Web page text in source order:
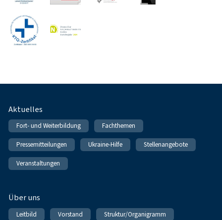
Fußnavigation
Aktuelles
Fort- und Weiterbildung Fachthemen
Pressemitteilungen Ukraine-Hilfe Stellenangebote
Veranstaltungen
Über uns
Leitbild Vorstand Struktur/Organigramm